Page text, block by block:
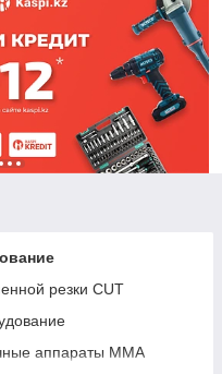
резки CUT
аппараты ММА